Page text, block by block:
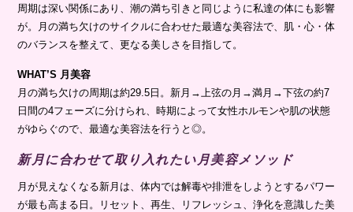
周期は深い関係にあり、潮の満ち引きと同じように私達の体にも影響
が。月の満ち欠けのサイクルに合わせた最適な美容法で、肌・心・体
のバランスを整えて、更なる美しさを目指して。
WHAT’S 月美容
月の満ち欠けの周期は約29.5日。新月→上弦の月→満月→下弦の約7
日間の4フェーズに分けられ、時期によって女性ホルモンや肌の状態
がゆらぐので、最適な美容法を行うと◎。
新月に合わせて取り入れたい月美容メソッド
月が見えなくなる新月は、体内では解毒や排泄をしようとするパワー
が最も高まる日。リセット、再生、リフレッシュ、浄化を意識した美